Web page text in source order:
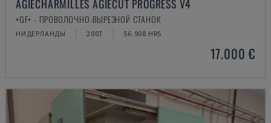
AGIECHARMILLES AGIECUT PROGRESS V4
+GF+ - ПРОВОЛОЧНО-ВЫРЕЗНОЙ СТАНОК
НИДЕРЛАНДЫ 2007 56.908 HRS
17.000 €